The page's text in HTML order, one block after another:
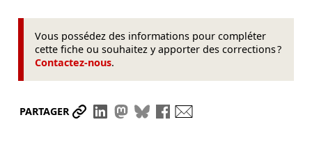
Vous possédez des informations pour compléter
cette fiche ou souhaitez y apporter des corrections ?
Contactez-nous.
PARTAGER Partager le lien
Partager sur LinkedIn
Partager sur Mastodon
Partager sur Bluesky
Partager sur Facebook